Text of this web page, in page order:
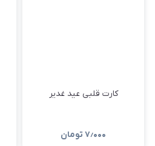
کارت قلبی عید غدیر
۷٫۰۰۰ تومان